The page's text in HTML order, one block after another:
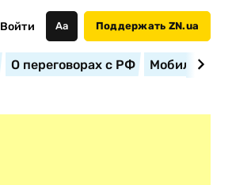
Войти Аа Поддержать ZN.ua
О переговорах с РФ